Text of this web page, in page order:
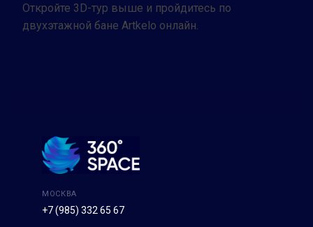
Откройте 3D-тур выше и пройдитесь по
двухэтажной бане Artkelo онлайн.
МОСКВА
+7 (985) 332 65 67